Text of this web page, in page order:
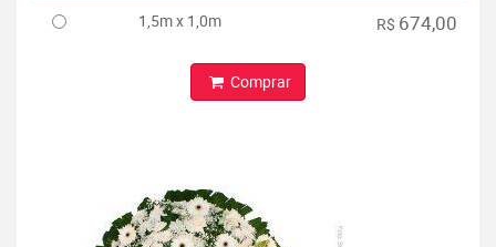
1,5m x 1,0m R$ 674,00
Comprar